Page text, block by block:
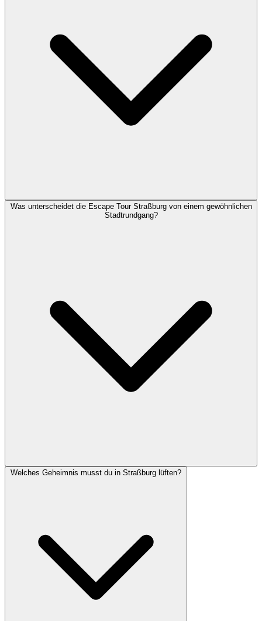
Was unterscheidet die Escape Tour Straßburg von einem gewöhnlichen
Stadtrundgang?
Welches Geheimnis musst du in Straßburg lüften?